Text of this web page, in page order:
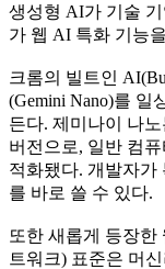
생성형 AI가 기술
가 웹 AI 특화 기능
크롬의 빌트인
(Gemini Nano)를 일
든다. 제미나이 나
버전으로, 일반 컴
적화됐다. 개발자가
를 바로 쓸 수 있다.
또한 새롭게 등장한
트워크) 표준은 머